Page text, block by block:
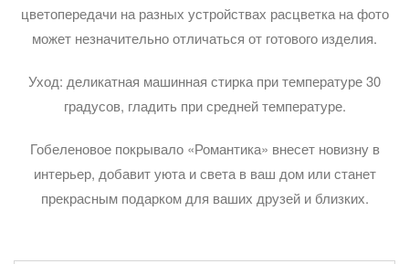
цветопередачи на разных устройствах расцветка на фото
может незначительно отличаться от готового изделия.
Уход: деликатная машинная стирка при температуре 30
градусов, гладить при средней температуре.
Гобеленовое покрывало «Романтика» внесет новизну в
интерьер, добавит уюта и света в ваш дом или станет
прекрасным подарком для ваших друзей и близких.